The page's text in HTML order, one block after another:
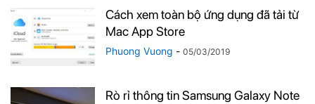
Cách xem toàn bộ ứng dụng đã tải từ
Mac App Store
Phuong Vuong - 05/03/2019
Rò rỉ thông tin Samsung Galaxy Note